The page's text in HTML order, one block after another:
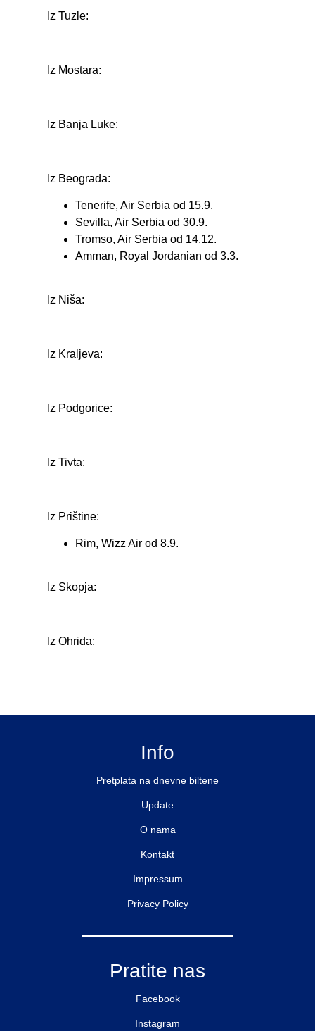
Iz Tuzle:
Iz Mostara:
Iz Banja Luke:
Iz Beograda:
Tenerife, Air Serbia od 15.9.
Sevilla, Air Serbia od 30.9.
Tromso, Air Serbia od 14.12.
Amman, Royal Jordanian od 3.3.
Iz Niša:
Iz Kraljeva:
Iz Podgorice:
Iz Tivta:
Iz Prištine:
Rim, Wizz Air od 8.9.
Iz Skopja:
Iz Ohrida:
Info
Pretplata na dnevne biltene
Update
O nama
Kontakt
Impressum
Privacy Policy
Pratite nas
Facebook
Instagram